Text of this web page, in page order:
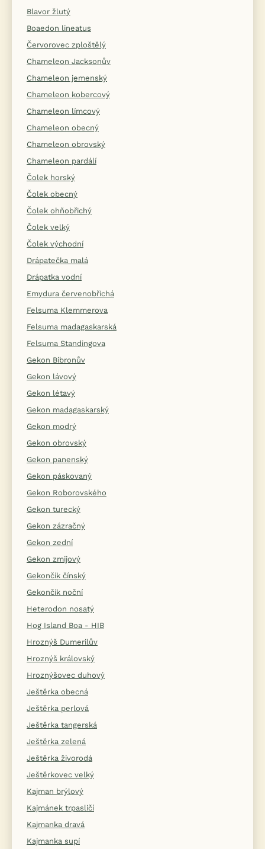
Blavor žlutý
Boaedon lineatus
Červorovec zploštělý
Chameleon Jacksonův
Chameleon jemenský
Chameleon kobercový
Chameleon límcový
Chameleon obecný
Chameleon obrovský
Chameleon pardálí
Čolek horský
Čolek obecný
Čolek ohňobřichý
Čolek velký
Čolek východní
Drápatečka malá
Drápatka vodní
Emydura červenobřichá
Felsuma Klemmerova
Felsuma madagaskarská
Felsuma Standingova
Gekon Bibronův
Gekon lávový
Gekon létavý
Gekon madagaskarský
Gekon modrý
Gekon obrovský
Gekon panenský
Gekon páskovaný
Gekon Roborovského
Gekon turecký
Gekon zázračný
Gekon zední
Gekon zmijový
Gekončík čínský
Gekončík noční
Heterodon nosatý
Hog Island Boa - HIB
Hroznýš Dumerilův
Hroznýš královský
Hroznýšovec duhový
Ještěrka obecná
Ještěrka perlová
Ještěrka tangerská
Ještěrka zelená
Ještěrka živorodá
Ještěrkovec velký
Kajman brýlový
Kajmánek trpasličí
Kajmanka dravá
Kajmanka supí